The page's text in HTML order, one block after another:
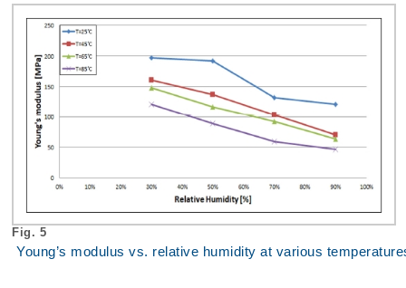
Fig. 5
Young’s modulus vs. relative humidity at various